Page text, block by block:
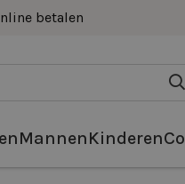
betalen
MannenKinderen